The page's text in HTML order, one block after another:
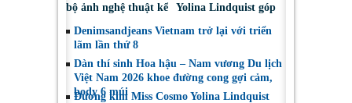
bộ ảnh nghệ thuật kể
với bóng tối tâm hồn
Yolina Lindquist góp
Nhân Đẹp Nhất Năm
Denimsandjeans Vietnam trở lại với triển
lãm lần thứ 8
Dàn thí sinh Hoa hậu – Nam vương Du lịch
Việt Nam 2026 khoe đường cong gợi cảm,
body 6 múi
Đương kim Miss Cosmo Yolina Lindquist